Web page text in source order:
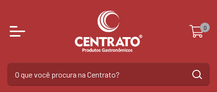
0